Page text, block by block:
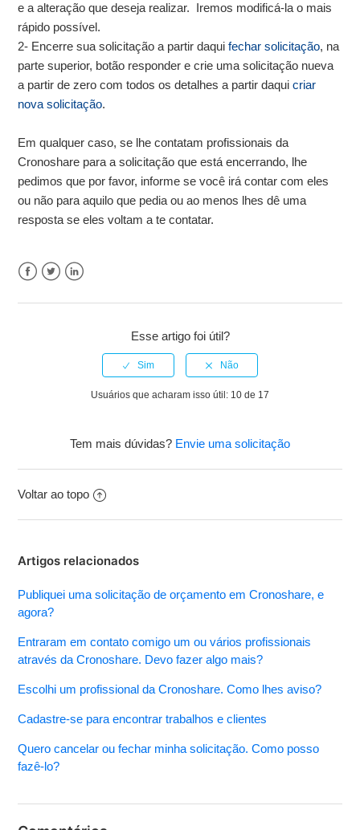
Como e quanto pago ao profissional?
O quê posso fazer se não estou de acordo com o serviço
prestado?
Eu gostaria de colocar uma avaliação a um profissional
Exibir mais
e a alteração que deseja realizar. Iremos modificá-la o mais
rápido possível.
2- Encerre sua solicitação a partir daquifechar solicitação, na
parte superior, botão responder e crie uma solicitação nueva
a partir de zero com todos os detalhes a partir daquicriar
nova solicitação.
Em qualquer caso, se lhe contatam profissionais da
Cronoshare para a solicitação que está encerrando, lhe
pedimos que por favor, informe se você irá contar com eles
ou não para aquilo que pedia ou ao menos lhes dê uma
resposta se eles voltam a te contatar.
Esse artigo foi útil?
Usuários que acharam isso útil: 10 de 17
Tem mais dúvidas? Envie uma solicitação
Voltar ao topo
Artigos relacionados
Publiquei uma solicitação de orçamento em Cronoshare, e
agora?
Entraram em contato comigo um ou vários profissionais
através da Cronoshare. Devo fazer algo mais?
Escolhi um profissional da Cronoshare. Como lhes aviso?
Cadastre-se para encontrar trabalhos e clientes
Quero cancelar ou fechar minha solicitação. Como posso
fazê-lo?